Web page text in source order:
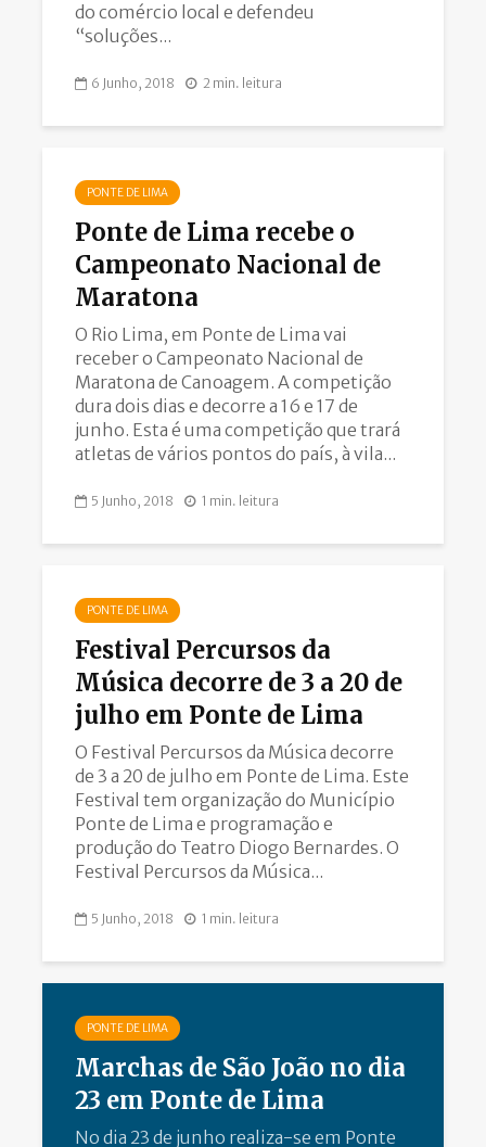
do comércio local e defendeu
“soluções...
6 Junho, 2018 2 min. leitura
PONTE DE LIMA
Ponte de Lima recebe o
Campeonato Nacional de
Maratona
O Rio Lima, em Ponte de Lima vai
receber o Campeonato Nacional de
Maratona de Canoagem. A competição
dura dois dias e decorre a 16 e 17 de
junho. Esta é uma competição que trará
atletas de vários pontos do país, à vila...
5 Junho, 2018 1 min. leitura
PONTE DE LIMA
Festival Percursos da
Música decorre de 3 a 20 de
julho em Ponte de Lima
O Festival Percursos da Música decorre
de 3 a 20 de julho em Ponte de Lima. Este
Festival tem organização do Município
Ponte de Lima e programação e
produção do Teatro Diogo Bernardes. O
Festival Percursos da Música...
5 Junho, 2018 1 min. leitura
PONTE DE LIMA
Marchas de São João no dia
23 em Ponte de Lima
No dia 23 de junho realiza-se em Ponte